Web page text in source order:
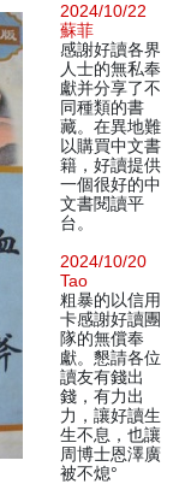
2024/10/22
蘇菲
感謝好讀各界
人士的無私奉
獻并分享了不
同種類的書
藏。在異地難
以購買中文書
籍，好讀提供
一個很好的中
文書閱讀平
台。
2024/10/20
Tao
粗暴的以信用
卡感謝好讀團
隊的無償奉
獻。懇請各位
讀友有錢出
錢，有力出
力，讓好讀生
生不息，也讓
周博士恩澤廣
被不熄°